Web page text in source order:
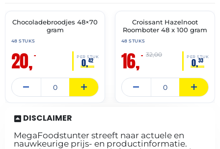
🔥 OP=OP
Chocoladebroodjes 48×70
gram
48 STUKS
20,– PER STUK
0,42
🔥 OP=OP
Croissant Hazelnoot
Roomboter 48 x 100 gram
48 STUKS
16,– PER STUK
0,33
32,00
DISCLAIMER
MegaFoodstunter streeft naar actuele en
nauwkeurige prijs- en productinformatie.